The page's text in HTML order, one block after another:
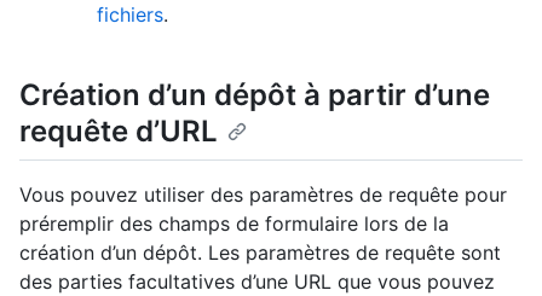
fichiers.
Création d’un dépôt à partir d’une
requête d’URL
Vous pouvez utiliser des paramètres de requête pour
préremplir des champs de formulaire lors de la
création d’un dépôt. Les paramètres de requête sont
des parties facultatives d’une URL que vous pouvez